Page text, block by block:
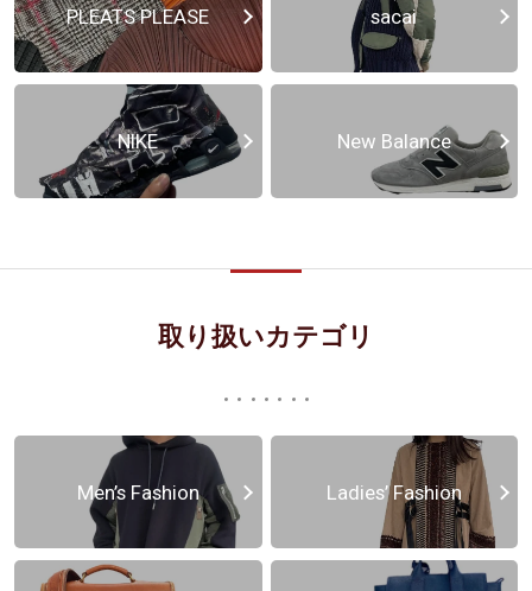
PLEATS PLEASE sacai
NIKE New Balance
取り扱いカテゴリ
Men’s Fashion Ladies’ Fashion